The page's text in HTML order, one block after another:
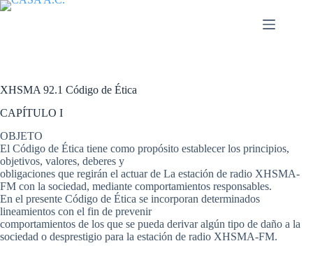
Saltar
XHSMA 92.1 Código de Ética
CAPÍTULO I
OBJETO
El Código de Ética tiene como propósito establecer los principios,
objetivos, valores, deberes y
obligaciones que regirán el actuar de La estación de radio XHSMA-
FM con la sociedad, mediante comportamientos responsables.
En el presente Código de Ética se incorporan determinados
lineamientos con el fin de prevenir
comportamientos de los que se pueda derivar algún tipo de daño a la
sociedad o desprestigio para la estación de radio XHSMA-FM.